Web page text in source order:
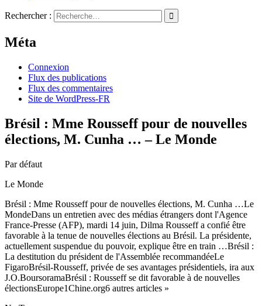
Rechercher :
Méta
Connexion
Flux des publications
Flux des commentaires
Site de WordPress-FR
Brésil : Mme Rousseff pour de nouvelles
élections, M. Cunha … – Le Monde
Par défaut
Le Monde
Brésil : Mme Rousseff pour de nouvelles élections, M. Cunha …Le
MondeDans un entretien avec des médias étrangers dont l'Agence
France-Presse (AFP), mardi 14 juin, Dilma Rousseff a confié être
favorable à la tenue de nouvelles élections au Brésil. La présidente,
actuellement suspendue du pouvoir, explique être en train …Brésil :
La destitution du président de l'Assemblée recommandéeLe
FigaroBrésil-Rousseff, privée de ses avantages présidentiels, ira aux
J.O.BoursoramaBrésil : Rousseff se dit favorable à de nouvelles
électionsEurope1Chine.org6 autres articles »